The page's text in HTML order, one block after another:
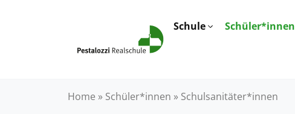
Schule Schüler*innen
Home » Schüler*innen » Schulsanitäter*innen